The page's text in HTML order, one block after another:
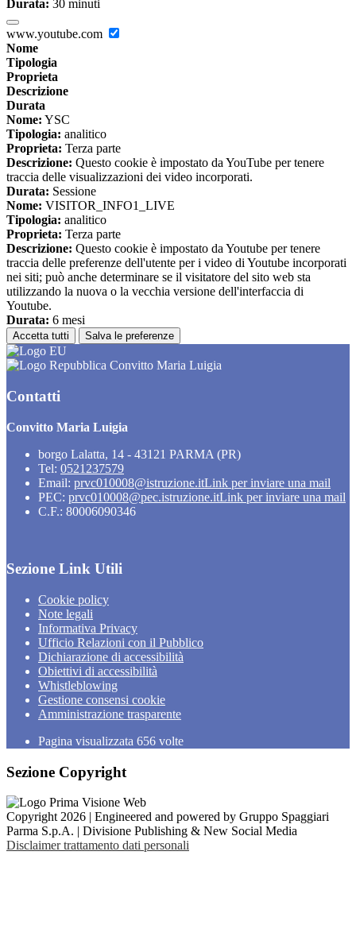
Durata: 30 minuti
www.youtube.com
Nome
Tipologia
Proprieta
Descrizione
Durata
Nome: YSC
Tipologia: analitico
Proprieta: Terza parte
Descrizione: Questo cookie è impostato da YouTube per tenere
traccia delle visualizzazioni dei video incorporati.
Durata: Sessione
Nome: VISITOR_INFO1_LIVE
Tipologia: analitico
Proprieta: Terza parte
Descrizione: Questo cookie è impostato da Youtube per tenere
traccia delle preferenze dell'utente per i video di Youtube incorporati
nei siti; può anche determinare se il visitatore del sito web sta
utilizzando la nuova o la vecchia versione dell'interfaccia di
Youtube.
Durata: 6 mesi
Accetta tutti Salva le preferenze
Convitto Maria Luigia
Contatti
Convitto Maria Luigia
borgo Lalatta, 14 - 43121 PARMA (PR)
Tel: 0521237579
Email: prvc010008@istruzione.itLink per inviare una mail
PEC: prvc010008@pec.istruzione.itLink per inviare una mail
C.F.: 80006090346
Sezione Link Utili
Cookie policy
Note legali
Informativa Privacy
Ufficio Relazioni con il Pubblico
Dichiarazione di accessibilità
Obiettivi di accessibilità
Whistleblowing
Gestione consensi cookie
Amministrazione trasparente
Pagina visualizzata 656 volte
Sezione Copyright
Copyright 2026 | Engineered and powered by Gruppo Spaggiari
Parma S.p.A. | Divisione Publishing & New Social Media
Disclaimer trattamento dati personali